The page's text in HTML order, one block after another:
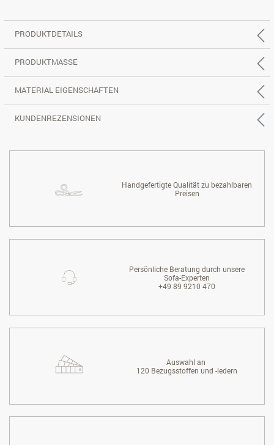
PRODUKTDETAILS
PRODUKTMASSE
MATERIAL EIGENSCHAFTEN
KUNDENREZENSIONEN
Handgefertigte Qualität zu bezahlbaren
Preisen
Persönliche Beratung durch unsere
Sofa-Experten
+49 89 9210 470
Auswahl an
120 Bezugsstoffen und -ledern